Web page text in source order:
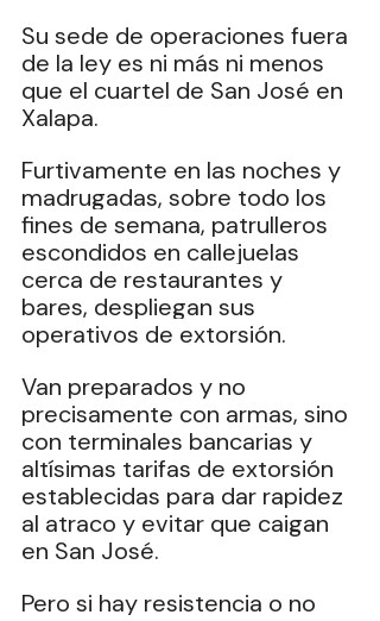
Su sede de operaciones fuera
de la ley es ni más ni menos
que el cuartel de San José en
Xalapa.
Furtivamente en las noches y
madrugadas, sobre todo los
fines de semana, patrulleros
escondidos en callejuelas
cerca de restaurantes y
bares, despliegan sus
operativos de extorsión.
Van preparados y no
precisamente con armas, sino
con terminales bancarias y
altísimas tarifas de extorsión
establecidas para dar rapidez
al atraco y evitar que caigan
en San José.
Pero si hay resistencia o no